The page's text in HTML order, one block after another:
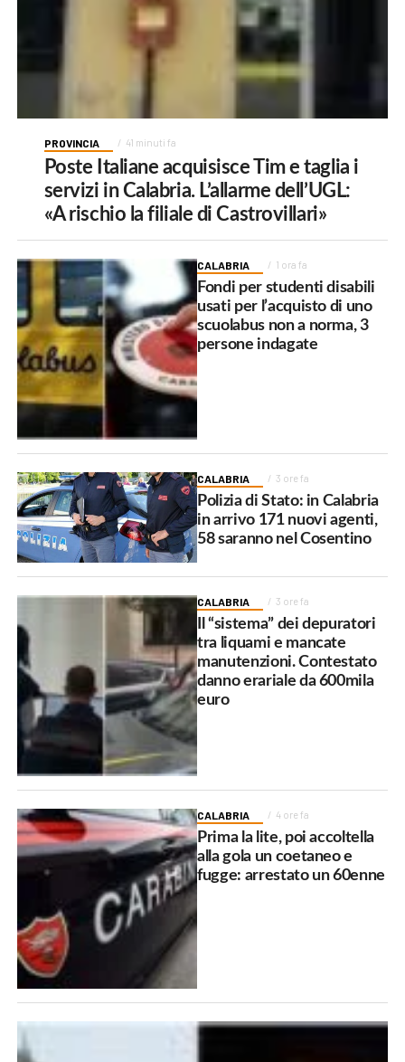
PROVINCIA 41 minuti fa
Poste Italiane acquisisce Tim e taglia i
servizi in Calabria. L’allarme dell’UGL:
«A rischio la filiale di Castrovillari»
CALABRIA 1 ora fa
Fondi per studenti disabili
usati per l’acquisto di uno
scuolabus non a norma, 3
persone indagate
CALABRIA 3 ore fa
Polizia di Stato: in Calabria
in arrivo 171 nuovi agenti,
58 saranno nel Cosentino
CALABRIA 3 ore fa
Il “sistema” dei depuratori
tra liquami e mancate
manutenzioni. Contestato
danno erariale da 600mila
euro
CALABRIA 4 ore fa
Prima la lite, poi accoltella
alla gola un coetaneo e
fugge: arrestato un 60enne